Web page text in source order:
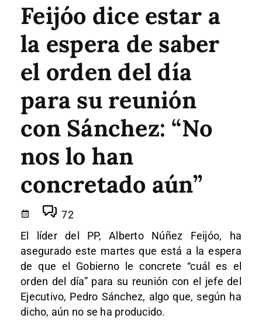
Feijóo dice estar a
la espera de saber
el orden del día
para su reunión
con Sánchez: “No
nos lo han
concretado aún”
72
El líder del PP, Alberto Núñez Feijóo, ha
asegurado este martes que está a la espera
de que el Gobierno le concrete “cuál es el
orden del día” para su reunión con el jefe del
Ejecutivo, Pedro Sánchez, algo que, según ha
dicho, aún no se ha producido.